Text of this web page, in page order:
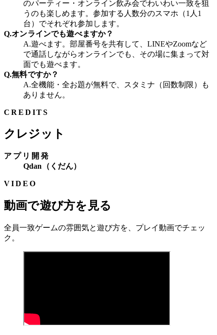
のパーティー・オンライン飲み会でわいわい一致を狙
うのも楽しめます。参加する人数分のスマホ（1人1
台）でそれぞれ参加します。
Q.オンラインでも遊べますか？
A.遊べます。部屋番号を共有して、LINEやZoomなど
で通話しながらオンラインでも、その場に集まって対
面でも遊べます。
Q.無料ですか？
A.全機能・全お題が無料で、スタミナ（回数制限）も
ありません。
CREDITS
クレジット
アプリ開発
Qdan（くだん）
VIDEO
動画で遊び方を見る
全員一致ゲームの雰囲気と遊び方を、プレイ動画でチェッ
ク。